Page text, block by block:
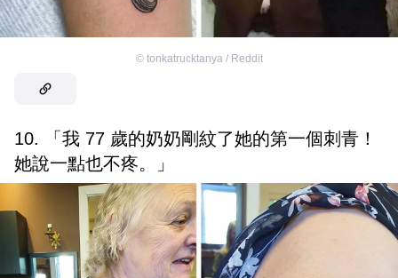
© tonkatrucktanya / Reddit
10. 「我 77 歲的奶奶剛紋了她的第一個刺青！
她說一點也不疼。」